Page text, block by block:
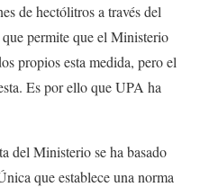
de hectólitros a través del
permite que el Ministerio
propios esta medida, pero el
Es por ello que UPA ha
del Ministerio se ha basado
que establece una norma